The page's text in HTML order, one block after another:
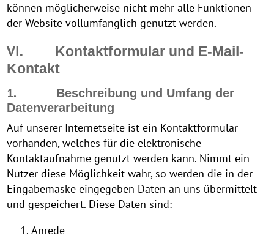
können möglicherweise nicht mehr alle Funktionen
der Website vollumfänglich genutzt werden.
VI.
Kontaktformular und E-Mail-
Kontakt
1.
Beschreibung und Umfang der
Datenverarbeitung
Auf unserer Internetseite ist ein Kontaktformular
vorhanden, welches für die elektronische
Kontaktaufnahme genutzt werden kann. Nimmt ein
Nutzer diese Möglichkeit wahr, so werden die in der
Eingabemaske eingegeben Daten an uns übermittelt
und gespeichert. Diese Daten sind:
Anrede